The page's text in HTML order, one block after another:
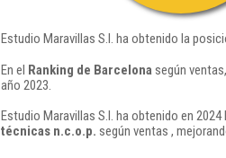
Estudio Maravillas S.l. ha obtenido la
En el Ranking de Barcelona según
año 2023.
Estudio Maravillas S.l. ha obtenido en 2024
técnicas n.c.o.p. según ventas ,